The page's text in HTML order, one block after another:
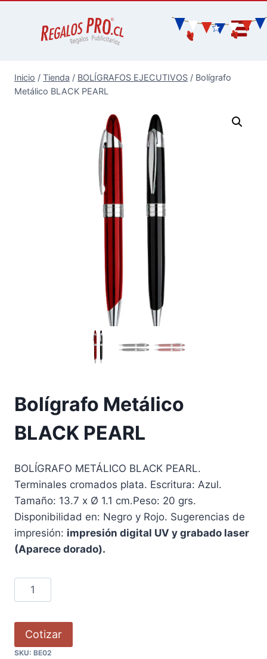
Inicio / Tienda / BOLÍGRAFOS EJECUTIVOS / Bolígrafo
Metálico BLACK PEARL
Bolígrafo Metálico
BLACK PEARL
BOLÍGRAFO METÁLICO BLACK PEARL.
Terminales cromados plata. Escritura: Azul.
Tamaño: 13.7 x Ø 1.1 cm.Peso: 20 grs.
Disponibilidad en: Negro y Rojo. Sugerencias de
impresión: impresión digital UV y grabado laser
(Aparece dorado).
Cotizar
SKU: BE02